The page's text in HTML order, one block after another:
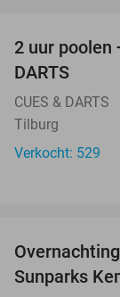
2 uur poolen
DARTS
CUES & DARTS
Tilburg
Verkocht: 529
Sunparks